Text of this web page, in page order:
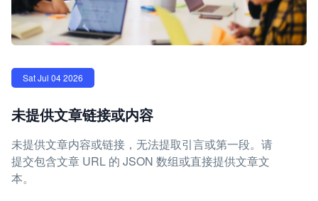
Sat Jul 04 2026
未提供文章链接或内容
未提供文章内容或链接，无法提取引言或第一段。请
提交包含文章 URL 的 JSON 数组或直接提供文章文
本。